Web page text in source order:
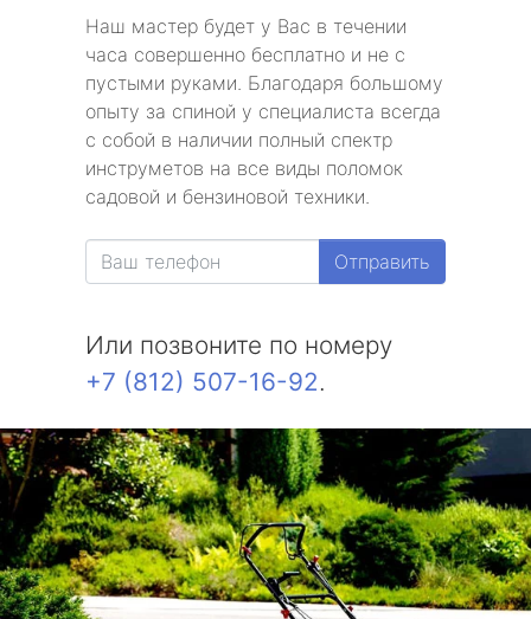
Наш мастер будет у Вас в течении
часа совершенно бесплатно и не с
пустыми руками. Благодаря большому
опыту за спиной у специалиста всегда
с собой в наличии полный спектр
инструметов на все виды поломок
садовой и бензиновой техники.
Отправить
Или позвоните по номеру
+7 (812) 507-16-92.